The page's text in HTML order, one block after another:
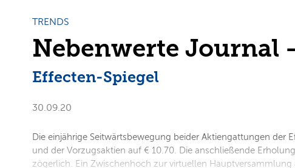
TRENDS
Nebenwerte Journal
Effecten-Spiegel
30.09.20
Die einjährige Seitwärtsbewegung beider Aktiengattungen der
und der Vorzugsaktien auf € 10.70. Die anschließende
zögerlich. Ein Zwischenhoch zur virtuellen